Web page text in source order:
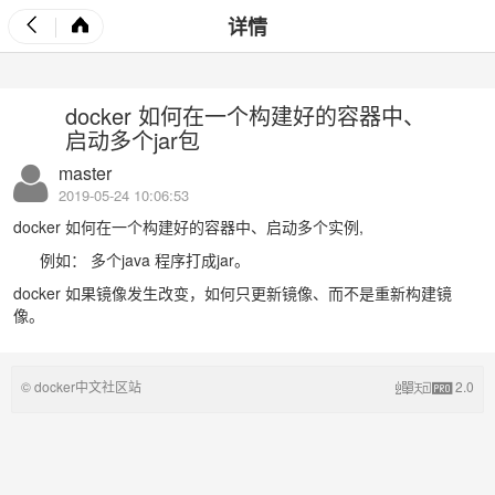
详情
docker 如何在一个构建好的容器中、
启动多个jar包
master
2019-05-24 10:06:53
docker 如何在一个构建好的容器中、启动多个实例,
例如： 多个java 程序打成jar。
docker 如果镜像发生改变，如何只更新镜像、而不是重新构建镜
像。
© docker中文社区站 2.0